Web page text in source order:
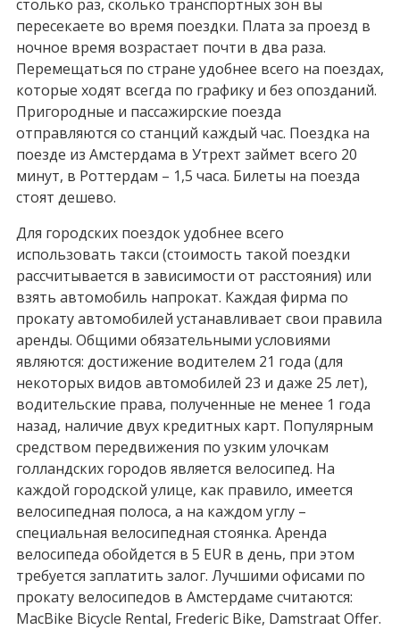
столько раз, сколько транспортных зон вы
пересекаете во время поездки. Плата за проезд в
ночное время возрастает почти в два раза.
Перемещаться по стране удобнее всего на поездах,
которые ходят всегда по графику и без опозданий.
Пригородные и пассажирские поезда
отправляются со станций каждый час. Поездка на
поезде из Амстердама в Утрехт займет всего 20
минут, в Роттердам – 1,5 часа. Билеты на поезда
стоят дешево.
Для городских поездок удобнее всего
использовать такси (стоимость такой поездки
рассчитывается в зависимости от расстояния) или
взять автомобиль напрокат. Каждая фирма по
прокату автомобилей устанавливает свои правила
аренды. Общими обязательными условиями
являются: достижение водителем 21 года (для
некоторых видов автомобилей 23 и даже 25 лет),
водительские права, полученные не менее 1 года
назад, наличие двух кредитных карт. Популярным
средством передвижения по узким улочкам
голландских городов является велосипед. На
каждой городской улице, как правило, имеется
велосипедная полоса, а на каждом углу –
специальная велосипедная стоянка. Аренда
велосипеда обойдется в 5 EUR в день, при этом
требуется заплатить залог. Лучшими офисами по
прокату велосипедов в Амстердаме считаются:
MacBike Bicycle Rental, Frederic Bike, Damstraat Offer.